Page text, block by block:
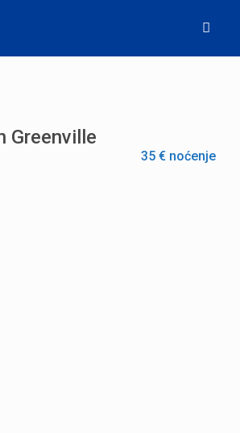
Greenville
35 € noćenje